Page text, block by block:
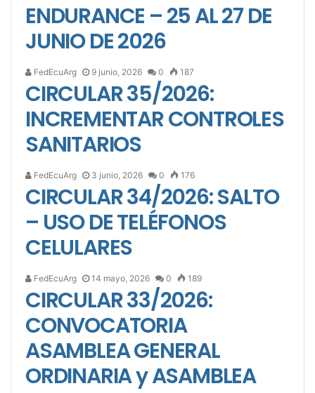
ENDURANCE – 25 AL 27 DE
JUNIO DE 2026
FedEcuArg 9 junio, 2026 0 187
CIRCULAR 35/2026:
INCREMENTAR CONTROLES
SANITARIOS
FedEcuArg 3 junio, 2026 0 176
CIRCULAR 34/2026: SALTO
– USO DE TELÉFONOS
CELULARES
FedEcuArg 14 mayo, 2026 0 189
CIRCULAR 33/2026:
CONVOCATORIA
ASAMBLEA GENERAL
ORDINARIA y ASAMBLEA